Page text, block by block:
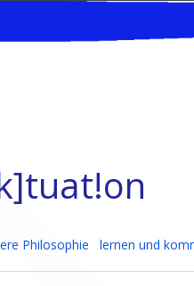
Philosophie lernen und